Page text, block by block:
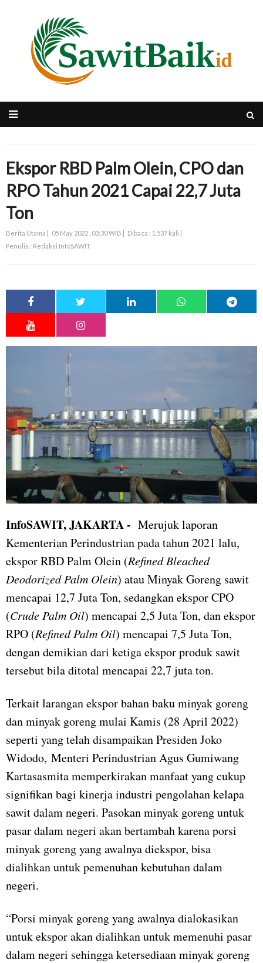
Ekspor RBD Palm Olein, CPO dan
RPO Tahun 2021 Capai 22,7 Juta
Ton
Berita Utama | 05 May 2022 , 03:30 WIB | Dibaca : 1.537 kali |
Penulis : Redaksi InfoSAWIT
InfoSAWIT, JAKARTA - Merujuk laporan
Kementerian Perindustrian pada tahun 2021 lalu,
ekspor RBD Palm Olein (Refined Bleached
Deodorized Palm Olein) atau Minyak Goreng sawit
mencapai 12,7 Juta Ton, sedangkan ekspor CPO
(Crude Palm Oil) mencapai 2,5 Juta Ton, dan ekspor
RPO (Refined Palm Oil) mencapai 7,5 Juta Ton,
dengan demikian dari ketiga ekspor produk sawit
tersebut bila ditotal mencapai 22,7 juta ton.
Terkait larangan ekspor bahan baku minyak goreng
dan minyak goreng mulai Kamis (28 April 2022)
seperti yang telah disampaikan Presiden Joko
Widodo, Menteri Perindustrian Agus Gumiwang
Kartasasmita memperkirakan manfaat yang cukup
signifikan bagi kinerja industri pengolahan kelapa
sawit dalam negeri. Pasokan minyak goreng untuk
pasar dalam negeri akan bertambah karena porsi
minyak goreng yang awalnya diekspor, bisa
dialihkan untuk pemenuhan kebutuhan dalam
negeri.
“Porsi minyak goreng yang awalnya dialokasikan
untuk ekspor akan dialihkan untuk memenuhi pasar
dalam negeri sehingga ketersediaan minyak goreng